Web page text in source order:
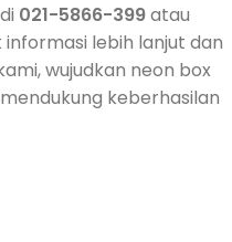
di 021-5866-399atau
informasi lebih lanjut dan
wujudkan neon box
keberhasilan